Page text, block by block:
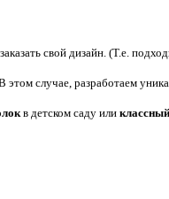
свой дизайн. (Т.е.
этом случае, разработаем
в детском саду или